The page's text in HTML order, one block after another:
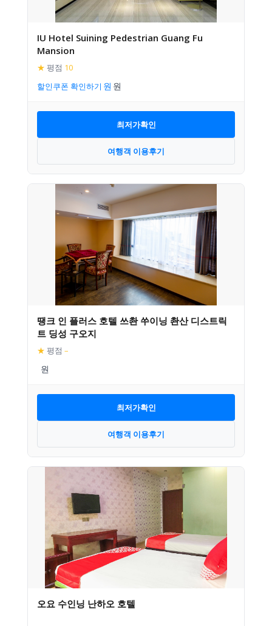
IU Hotel Suining Pedestrian Guang Fu
Mansion
★ 평점 10
할인쿠폰 확인하기
최저가확인
여행객 이용후기
땡크 인 플러스 호텔 쓰촨 쑤이닝 촨산 디스트릭
트 딩성 구오지
★ 평점 –
최저가확인
여행객 이용후기
오요 수인닝 난하오 호텔